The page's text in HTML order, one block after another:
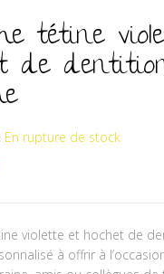
tétine
de
En rupture de stock
violette et hochet de
à offrir à